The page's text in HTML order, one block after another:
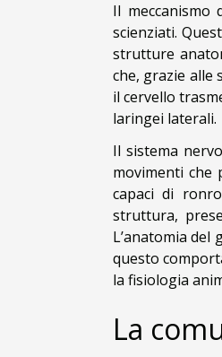
Il
scienziati.
strutture
che, grazie alle
il cervello
laringei laterali.
Il sistema
movimenti che
capaci di
struttura,
L’anatomia
questo
la fisiologia
La